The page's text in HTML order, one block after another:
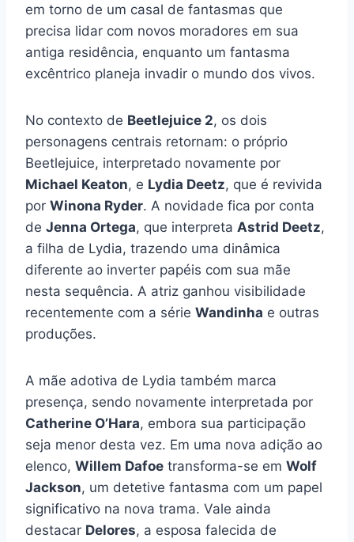
em torno de um casal de fantasmas que
precisa lidar com novos moradores em sua
antiga residência, enquanto um fantasma
excêntrico planeja invadir o mundo dos vivos.
No contexto de Beetlejuice 2, os dois
personagens centrais retornam: o próprio
Beetlejuice, interpretado novamente por
Michael Keaton, e Lydia Deetz, que é revivida
por Winona Ryder. A novidade fica por conta
de Jenna Ortega, que interpreta Astrid Deetz,
a filha de Lydia, trazendo uma dinâmica
diferente ao inverter papéis com sua mãe
nesta sequência. A atriz ganhou visibilidade
recentemente com a série Wandinha e outras
produções.
A mãe adotiva de Lydia também marca
presença, sendo novamente interpretada por
Catherine O’Hara, embora sua participação
seja menor desta vez. Em uma nova adição ao
elenco, Willem Dafoe transforma-se em Wolf
Jackson, um detetive fantasma com um papel
significativo na nova trama. Vale ainda
destacar Delores, a esposa falecida de